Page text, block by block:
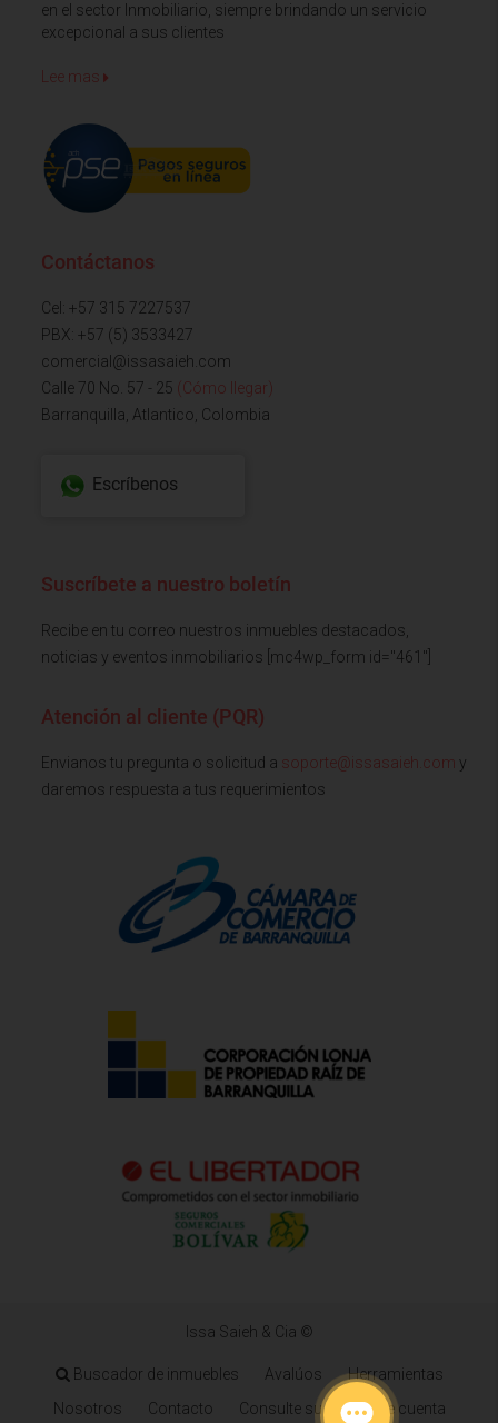
en el sector Inmobiliario, siempre brindando un servicio
excepcional a sus clientes
Lee mas
Contáctanos
Cel: +57 315 7227537
PBX: +57 (5) 3533427
comercial@issasaieh.com
Calle 70 No. 57 - 25 (Cómo llegar)
Barranquilla, Atlantico, Colombia
Escríbenos
Suscríbete a nuestro boletín
Recibe en tu correo nuestros inmuebles destacados,
noticias y eventos inmobiliarios [mc4wp_form id="461"]
Atención al cliente (PQR)
Envianos tu pregunta o solicitud a soporte@issasaieh.com y
daremos respuesta a tus requerimientos
Issa Saieh & Cia ©
Buscador de inmuebles Avalúos
Herramientas
Nosotros
Contacto Consulte su estado de cuenta